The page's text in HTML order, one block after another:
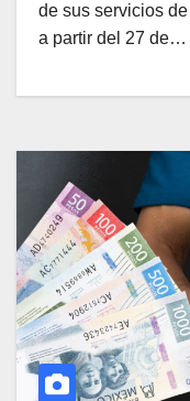
de sus servicios
a partir del 27 de…